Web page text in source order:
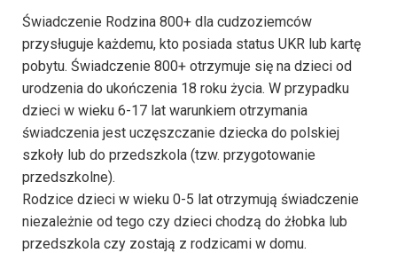
Świadczenie Rodzina 800+ dla cudzoziemców
przysługuje każdemu, kto posiada status UKR lub kartę
pobytu. Świadczenie 800+ otrzymuje się na dzieci od
urodzenia do ukończenia 18 roku życia. W przypadku
dzieci w wieku 6-17 lat warunkiem otrzymania
świadczenia jest uczęszczanie dziecka do polskiej
szkoły lub do przedszkola (tzw. przygotowanie
przedszkolne).
Rodzice dzieci w wieku 0-5 lat otrzymują świadczenie
niezależnie od tego czy dzieci chodzą do żłobka lub
przedszkola czy zostają z rodzicami w domu.